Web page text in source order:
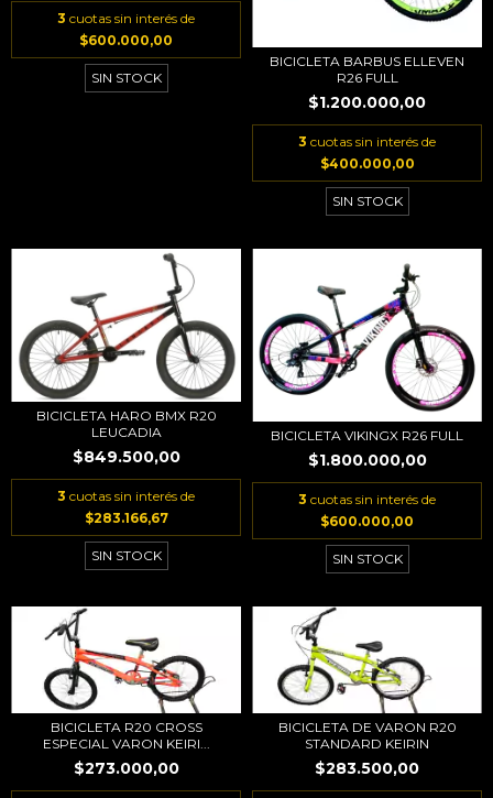
3 cuotas sin interés de
$600.000,00
SIN STOCK
BICICLETA BARBUS ELLEVEN
R26 FULL
$1.200.000,00
3 cuotas sin interés de
$400.000,00
SIN STOCK
BICICLETA HARO BMX R20
LEUCADIA
$849.500,00
3 cuotas sin interés de
$283.166,67
SIN STOCK
BICICLETA VIKINGX R26 FULL
$1.800.000,00
3 cuotas sin interés de
$600.000,00
SIN STOCK
BICICLETA R20 CROSS
ESPECIAL VARON KEIRI...
$273.000,00
BICICLETA DE VARON R20
STANDARD KEIRIN
$283.500,00